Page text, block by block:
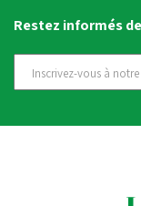
Restez informés